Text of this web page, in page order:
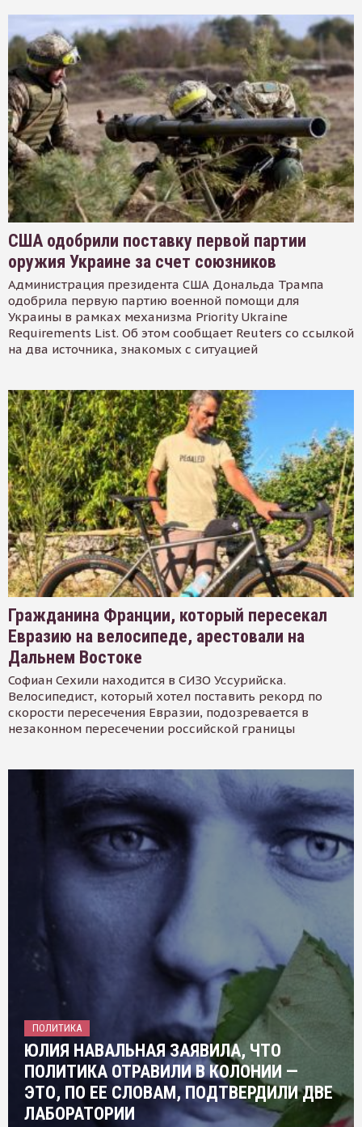
США одобрили поставку первой партии
оружия Украине за счет союзников
Администрация президента США Дональда Трампа
одобрила первую партию военной помощи для
Украины в рамках механизма Priority Ukraine
Requirements List. Об этом сообщает Reuters со ссылкой
на два источника, знакомых с ситуацией
Гражданина Франции, который пересекал
Евразию на велосипеде, арестовали на
Дальнем Востоке
Софиан Сехили находится в СИЗО Уссурийска.
Велосипедист, который хотел поставить рекорд по
скорости пересечения Евразии, подозревается в
незаконном пересечении российской границы
ПОЛИТИКА
ЮЛИЯ НАВАЛЬНАЯ ЗАЯВИЛА, ЧТО
ПОЛИТИКА ОТРАВИЛИ В КОЛОНИИ —
ЭТО, ПО ЕЕ СЛОВАМ, ПОДТВЕРДИЛИ ДВЕ
ЛАБОРАТОРИИ